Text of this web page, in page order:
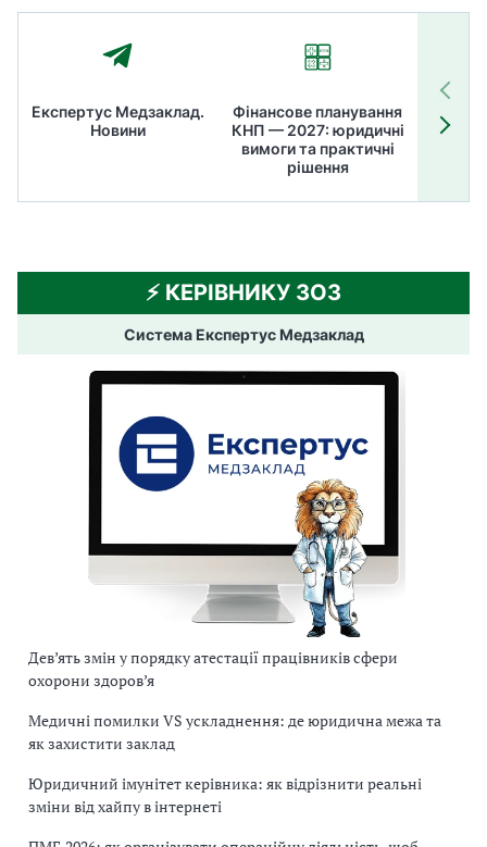
Експертус Медзаклад.
Новини
Фінансове планування
КНП — 2027: юридичні
вимоги та практичні
рішення
⚡️ КЕРІВНИКУ ЗОЗ
Система Експертус Медзаклад
Дев’ять змін у порядку атестації працівників сфери
охорони здоров’я
Медичні помилки VS ускладнення: де юридична межа та
як захистити заклад
Юридичний імунітет керівника: як відрізнити реальні
зміни від хайпу в інтернеті